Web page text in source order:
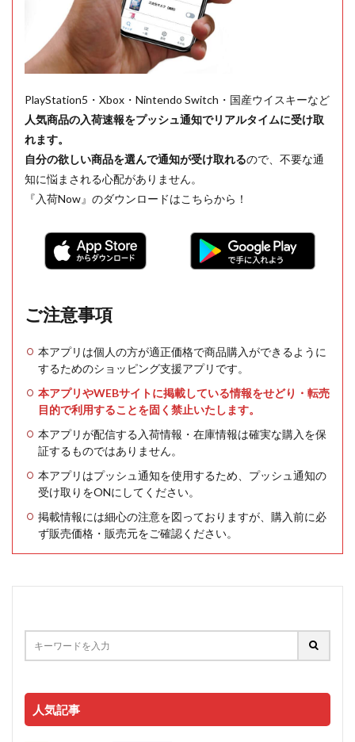
PlayStation5・Xbox・Nintendo Switch・国産ウイスキーなど
人気商品の入荷速報をプッシュ通知でリアルタイムに受け取
れます。
自分の欲しい商品を選んで通知が受け取れるので、不要な通
知に悩まされる心配がありません。
『入荷Now』のダウンロードはこちらから！
ご注意事項
本アプリは個人の方が適正価格で商品購入ができるように
するためのショッピング支援アプリです。
本アプリやWEBサイトに掲載している情報をせどり・転売
目的で利用することを固く禁止いたします。
本アプリが配信する入荷情報・在庫情報は確実な購入を保
証するものではありません。
本アプリはプッシュ通知を使用するため、プッシュ通知の
受け取りをONにしてください。
掲載情報には細心の注意を図っておりますが、購入前に必
ず販売価格・販売元をご確認ください。
人気記事